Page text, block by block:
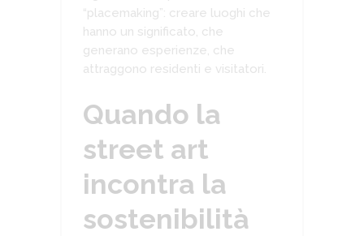
“placemaking”: creare luoghi che
hanno un significato, che
generano esperienze, che
attraggono residenti e visitatori.
Quando la
street art
incontra la
sostenibilità